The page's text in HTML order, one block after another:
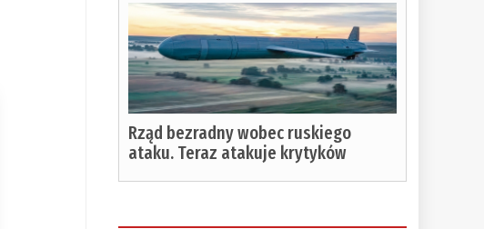
Rząd bezradny wobec ruskiego
ataku. Teraz atakuje krytyków